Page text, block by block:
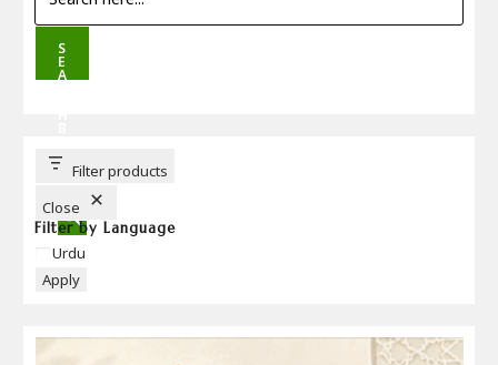
S
E
A
T
T
Filter products
Close
Filter by Language
Language
Urdu
Apply